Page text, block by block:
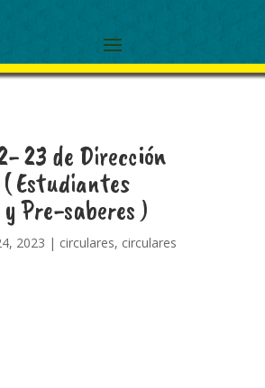
23 de Dirección
( Estudiantes
Pre-saberes )
2023 | circulares, circulares